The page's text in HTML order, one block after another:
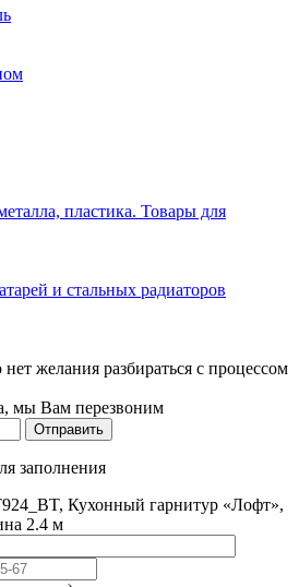
пластика. Товары для
и стальных радиаторов
желания разбираться с процессом
мы Вам перезвоним
Отправить
заполнения
Кухонный гарнитур «Лофт»,
2.4 м